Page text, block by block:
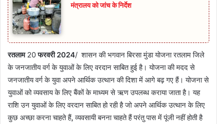
मंत्रालय को जांच के निर्देश
रतलाम 20फरवरी2024/ शासन की भगवान बिरसा मुंडा योजना रतलाम जिले
के जनजातीय वर्ग के युवाओं के लिए वरदान साबित हुई है। योजना की मदद से
जनजातीय वर्ग के युवा अपने आर्थिक उत्थान की दिशा में आगे बढ़ गए हैं। योजना से
युवाओं को व्यवसाय के लिए बैंकों के माध्यम से ऋण उपलब्ध कराया जाता है। यह
राशि उन युवाओं के लिए वरदान साबित हो रही है जो अपने आर्थिक उत्थान के लिए
कुछ अच्छा करना चाहते हैं,व्यवसायी बनना चाहते हैं परंतु पास में पूंजी नहीं होती है